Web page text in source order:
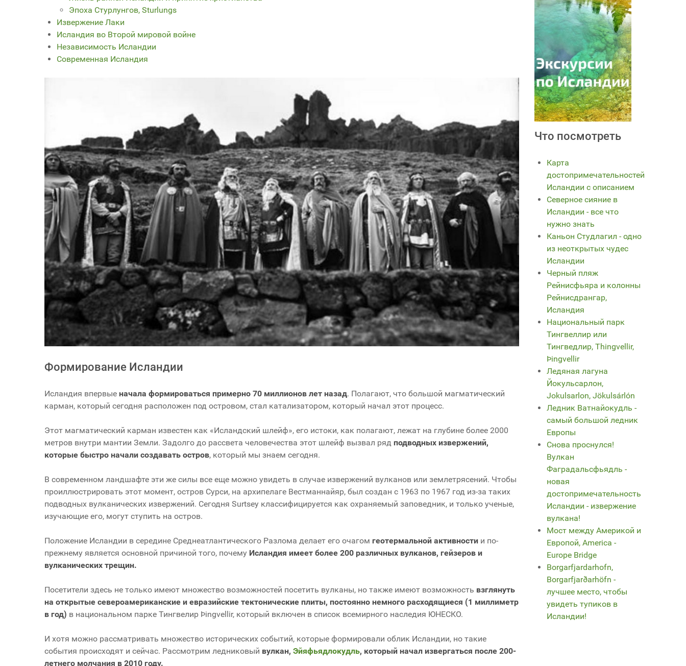
Эпоха Стурлунгов, Sturlungs
Извержение Лаки
Исландия во Второй мировой войне
Независимость Исландии
Современная Исландия
Формирование Исландии
Исландия впервые начала формироваться примерно 70 миллионов лет назад. Полагают, что большой магматический
карман, который сегодня расположен под островом, стал катализатором, который начал этот процесс.
Этот магматический карман известен как «Исландский шлейф», его истоки, как полагают, лежат на глубине более 2000
метров внутри мантии Земли. Задолго до рассвета человечества этот шлейф вызвал ряд подводных извержений,
которые быстро начали создавать остров, который мы знаем сегодня.
В современном ландшафте эти же силы все еще можно увидеть в случае извержений вулканов или землетрясений. Чтобы
проиллюстрировать этот момент, остров Сурси, на архипелаге Вестманнайяр, был создан с 1963 по 1967 год из-за таких
подводных вулканических извержений. Сегодня Surtsey классифицируется как охраняемый заповедник, и только ученые,
изучающие его, могут ступить на остров.
Положение Исландии в середине Среднеатлантического Разлома делает его очагом геотермальной активности и по-
прежнему является основной причиной того, почему Исландия имеет более 200 различных вулканов, гейзеров и
вулканических трещин.
Посетители здесь не только имеют множество возможностей посетить вулканы, но также имеют возможность взглянуть
на открытые североамериканские и евразийские тектонические плиты, постоянно немного расходящиеся (1 миллиметр
в год) в национальном парке Тингвелир Þingvellir, который включен в список всемирного наследия ЮНЕСКО.
И хотя можно рассматривать множество исторических событий, которые формировали облик Исландии, но такие
события происходят и сейчас. Рассмотрим ледниковый вулкан, Эйяфьядлокудль, который начал извергаться после 200-
летнего молчания в 2010 году.
Что посмотреть
Карта
достопримечательностей
Исландии с описанием
Северное сияние в
Исландии - все что
нужно знать
Каньон Студлагил - одно
из неоткрытых чудес
Исландии
Черный пляж
Рейнисфьяра и колонны
Рейнисдрангар,
Исландия
Национальный парк
Тингвеллир или
Тингведлир, Thingvellir,
Þingvellir
Ледяная лагуна
Йокульсарлон,
Jokulsarlon, Jökulsárlón
Ледник Ватнайокудль -
самый большой ледник
Европы
Снова проснулся!
Вулкан
Фаградальсфьядль -
новая
достопримечательность
Исландии - извержение
вулкана!
Мост между Америкой и
Европой, America -
Europe Bridge
Borgarfjardarhofn,
Borgarfjarðarhöfn -
лучшее место, чтобы
увидеть тупиков в
Исландии!